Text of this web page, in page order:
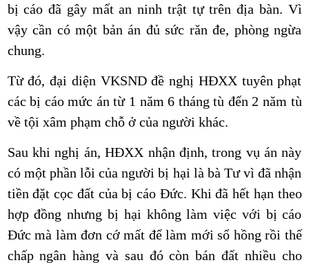
bị cáo đã gây mấtan ninh trật tự trên địa bàn. Vì
vậy cần có một bản án đủ sức răn đe, phòng ngừa
chung.
Từ đó, đại diện VKSND đề nghị HĐXX tuyên phạt
các bị cáo mức án từ 1 năm 6 tháng tù đến 2 năm tù
về tội xâm phạm chỗ ở của người khác.
Sau khi nghị án, HĐXX nhận định, trong vụ án này
có một phần lỗi của người bị hại là bà Tư vì đã nhận
tiền đặt cọc đất của bị cáo Đức. Khi đã hết hạn theo
hợp đồng nhưng bị hại không làm việc với bị cáo
Đức mà làm đơn cớ mất để làm mới sổ hồng rồi thế
chấp ngân hàng và sau đó còn bán đất nhiều cho